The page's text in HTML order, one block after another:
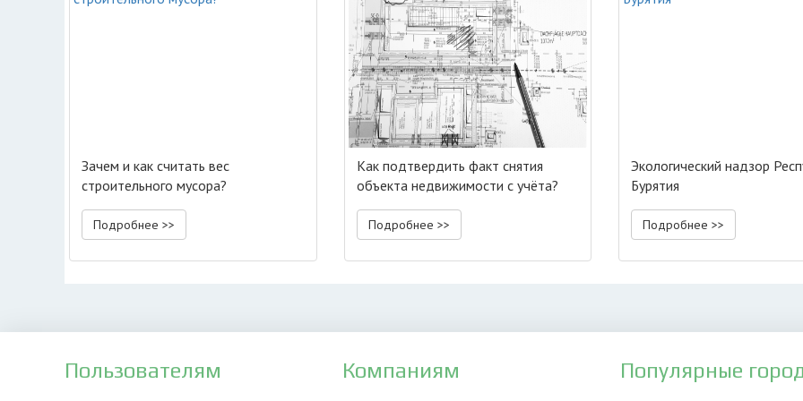
Зачем и как считать вес
строительного мусора?
Подробнее >>
Как подтвердить факт снятия
объекта недвижимости с учёта?
Подробнее >>
Экологический надзор
Бурятия
Подробнее >>
Пользователям Компаниям Популярные